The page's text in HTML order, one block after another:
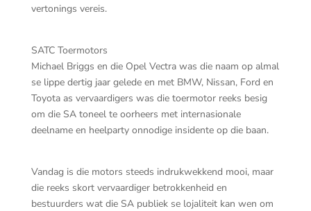
vertonings vereis.
SATC Toermotors
Michael Briggs en die Opel Vectra was die naam op almal
se lippe dertig jaar gelede en met BMW, Nissan, Ford en
Toyota as vervaardigers was die toermotor reeks besig
om die SA toneel te oorheers met internasionale
deelname en heelparty onnodige insidente op die baan.
Vandag is die motors steeds indrukwekkend mooi, maar
die reeks skort vervaardiger betrokkenheid en
bestuurders wat die SA publiek se lojaliteit kan wen om